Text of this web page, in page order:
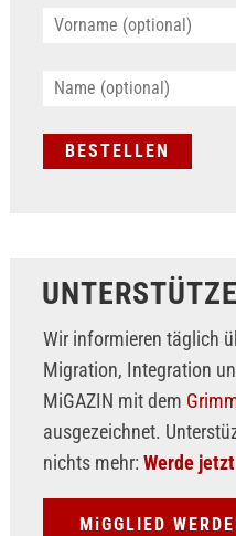
UNTERSTÜTZE
Wir informieren täglich
Migration, Integration
MiGAZIN mit dem
ausgezeichnet.
nichts mehr: Werde
MiGGLIED